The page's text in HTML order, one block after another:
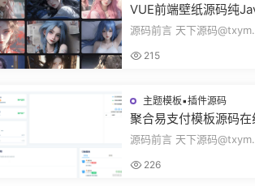
VUE前端壁纸源码纯
开发360壁纸接口
无后台源码奇风壁纸
源码前言 天下源码
开发的壁纸网站模板，纯
发完整代码...
215
主题模板▪插件源码
聚合易支付模板源码在
方分账风控管理资金管
理FTPRO模板零云支付
源码前言 天下源码
开源模板，前台+用户中
一，大小17....
226